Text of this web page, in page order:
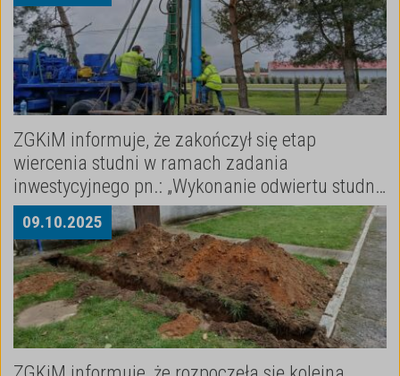
ZGKiM informuje, że zakończył się etap
wiercenia studni w ramach zadania
inwestycyjnego pn.: „Wykonanie odwiertu studni
głębinowej w celu zasilenia SUW w Graczach”.
09.10.2025